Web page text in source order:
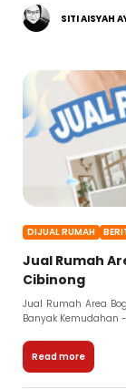
SITI AISYAH
DIJUAL RUMAH
Jual Rumah
Cibinong
Jual Rumah Area
Banyak Kemudahan
Read more